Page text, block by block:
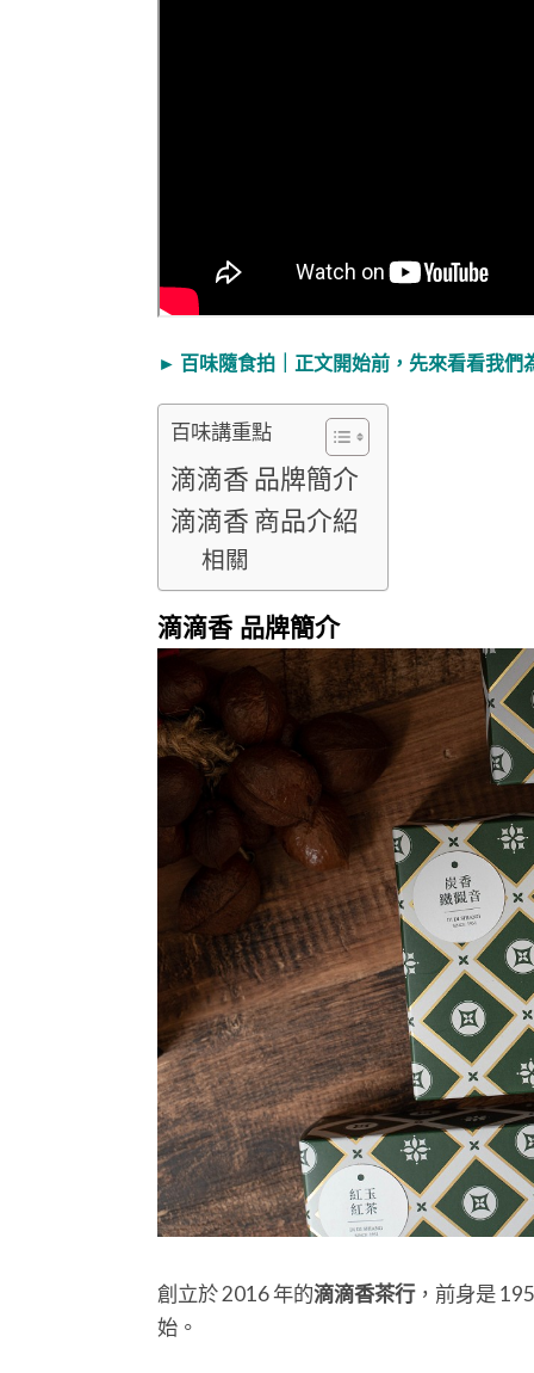
► 百味隨食拍｜正文開始前，先來看看我們
百味講重點
滴滴香 品牌簡介
滴滴香 商品介紹
相關
滴滴香 品牌簡介
創立於 2016 年的滴滴香茶行，前身是
始。